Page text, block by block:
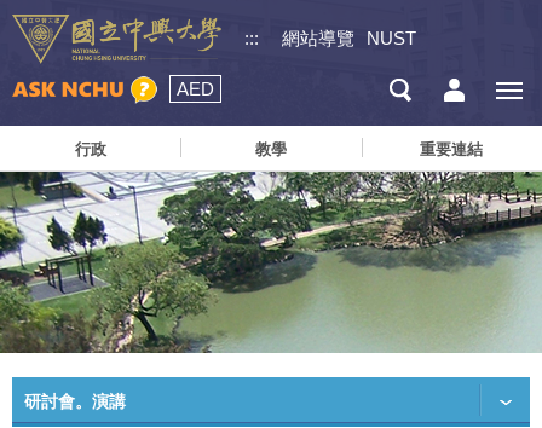
::: 網站導覽 NUST
AED
行政 教學 重要連結
研討會。演講